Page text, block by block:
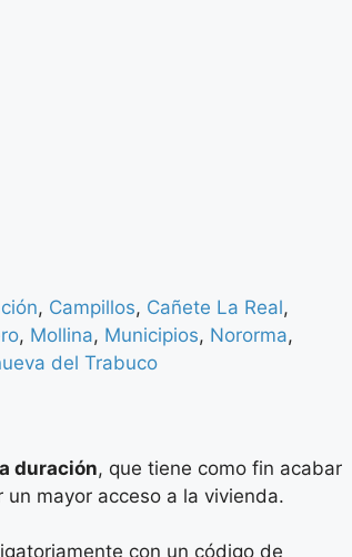
, Campillos, Cañete La Real,
, Mollina, Municipios, Nororma,
del Trabuco
duración, que tiene como fin acabar
mayor acceso a la vivienda.
con un código de